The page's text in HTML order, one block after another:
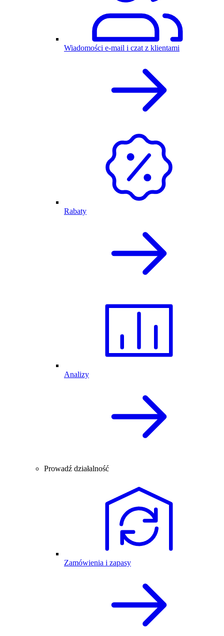
Wiadomości e-mail i czat z klientami
Rabaty
Analizy
Prowadź działalność
Zamówienia i zapasy